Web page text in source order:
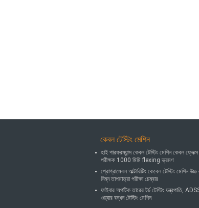
কেবল টেস্টিং মেশিন
হাই পারফরম্যান্স কেবল টেস্টিং মেশিন কেবল ফ্লেক্স
পরীক্ষক 1000 মিমি flexing ভ্রমণ
প্রোগ্রামেবল আল্টারিটিং কেবেল টেস্টিং মেশিন উচ্চ
নিম্ন তাপমাত্রা পরীক্ষা চেম্বার
ফাইবার অপটিক তারের টর্চ টেস্টিং যন্ত্রপাতি,
ওয়্যার বন্ধন টেস্টিং মেশিন